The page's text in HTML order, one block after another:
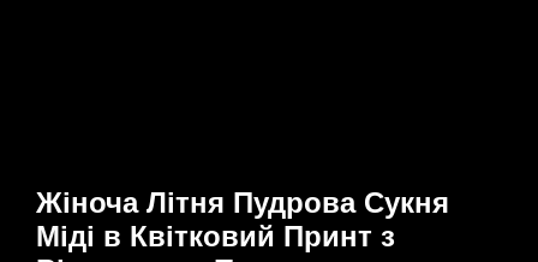
Жіноча Літня Пудрова Сукня
Міді в Квітковий Принт з